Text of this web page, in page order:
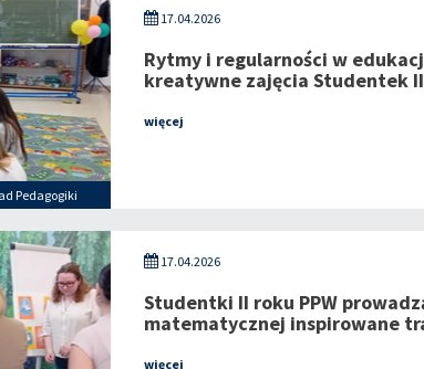
Pedagogiki
17.04.2026
Rytmy i regularności w
kreatywne zajęcia Studentek II
więcej
17.04.2026
Studentki II roku PPW
matematycznej inspirowane
więcej